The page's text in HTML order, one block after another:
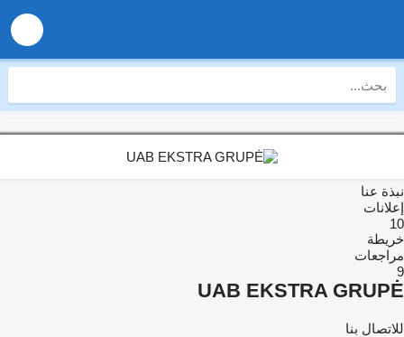
نبذة عنا
إعلانات
10
خريطة
مراجعات
9
UAB EKSTRA GRUPĖ
للاتصال بنا